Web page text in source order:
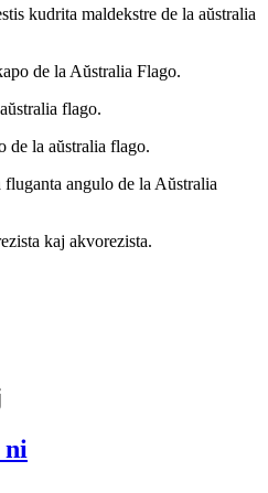
kudrita maldekstre de la aŭstralia
de la Aŭstralia Flago.
flago.
de la aŭstralia flago.
angulo de la Aŭstralia
kaj akvorezista.
ni